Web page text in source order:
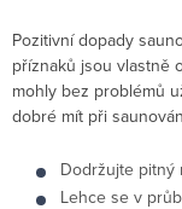
Pozitivní dopady
příznaků jsou vlastně
mohly bez problémů
dobré mít při
Dodržujte pitný
Lehce se v